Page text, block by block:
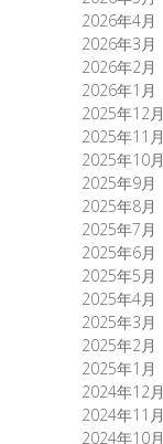
2026年4月
2026年3月
2026年2月
2026年1月
2025年12月
2025年11月
2025年10月
2025年9月
2025年8月
2025年7月
2025年6月
2025年5月
2025年4月
2025年3月
2025年2月
2025年1月
2024年12月
2024年11月
2024年10月